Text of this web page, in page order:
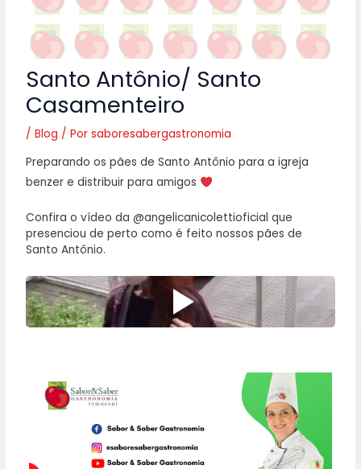
Santo Antônio/ Santo
Casamenteiro
/Blog / Porsaboresabergastronomia
Preparando os pães de Santo Antônio para a igreja
benzer e distribuir para amigos
Confira o vídeo da @angelicanicolettioficial que
presenciou de perto como é feito nossos pães de
Santo Antônio.